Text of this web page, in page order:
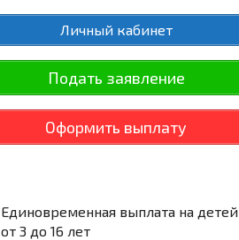
Личный кабинет
Подать заявление
Оформить выплату
Единовременная выплата на детей
от 3 до 16 лет